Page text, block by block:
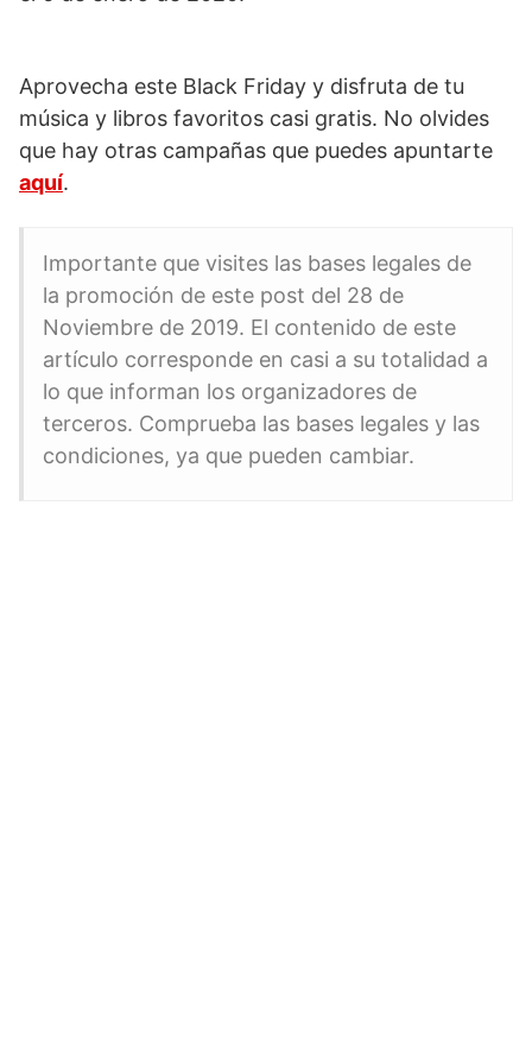
Aprovecha este Black Friday y disfruta de tu
música y libros favoritos casi gratis. No olvides
que hay otras campañas que puedes apuntarte
aquí.
Importante que visites las bases legales de
la promoción de este post del 28 de
Noviembre de 2019. El contenido de este
artículo corresponde en casi a su totalidad a
lo que informan los organizadores de
terceros. Comprueba las bases legales y las
condiciones, ya que pueden cambiar.